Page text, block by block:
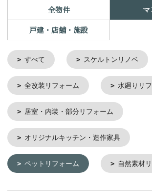
全物件
戸建・店舗・施設
すべて スケルトンリノベ
全改装リフォーム 水廻りリ
居室・内装・部分リフォーム
オリジナルキッチン・造作家具
ペットリフォーム 自然素材